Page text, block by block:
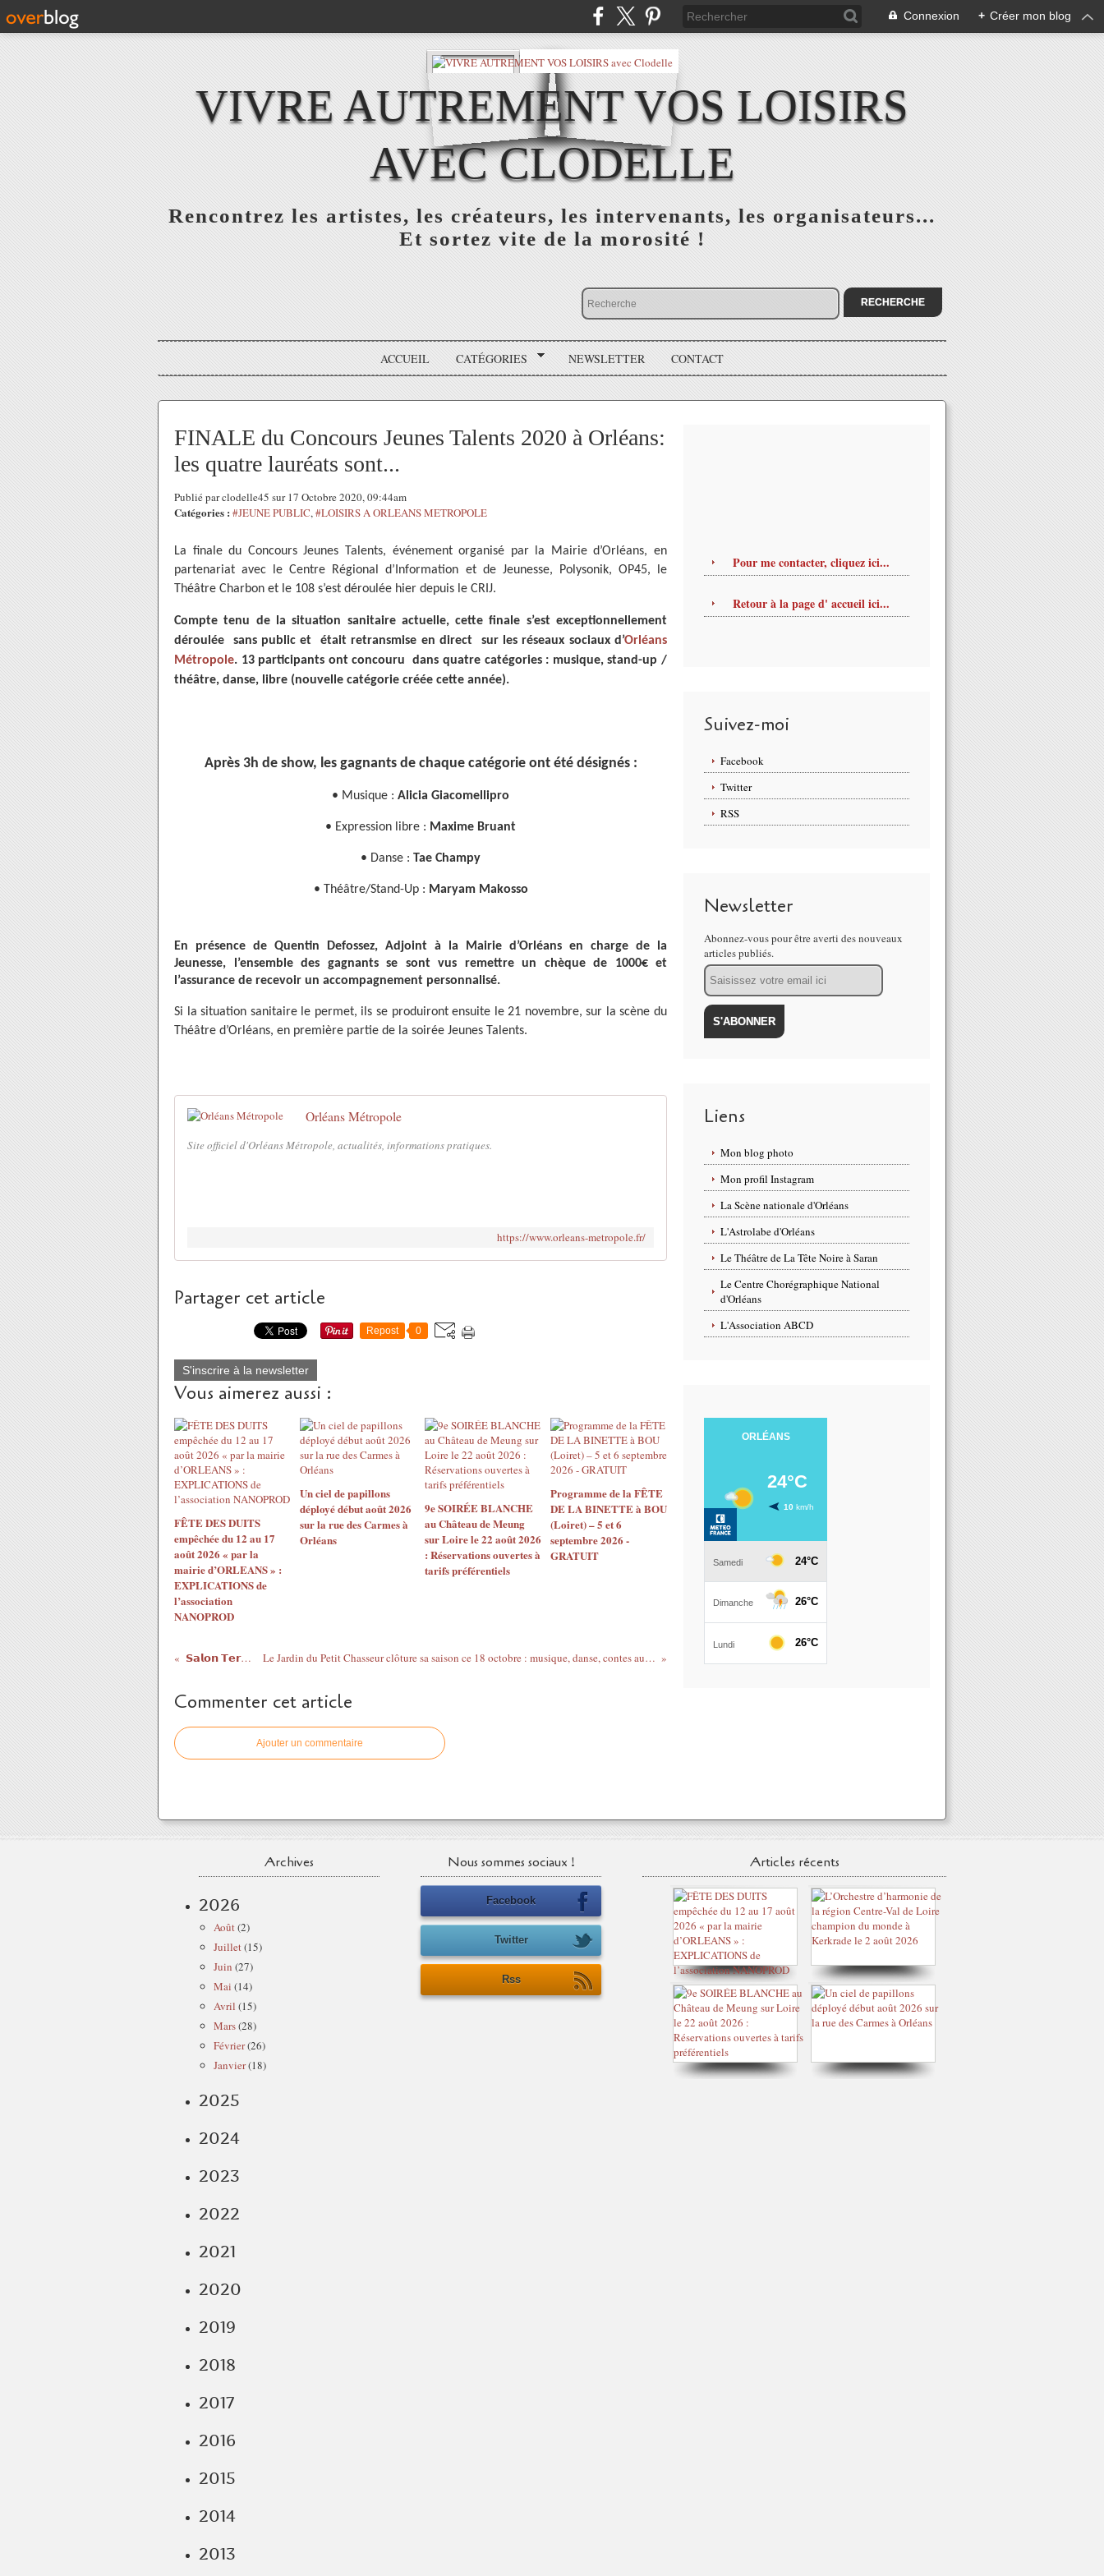
Connexion + Créer mon blog
VIVRE AUTREMENT VOS LOISIRS
AVEC CLODELLE
Rencontrez les artistes, les créateurs, les intervenants, les organisateurs...
Et sortez vite de la morosité !
ACCUEIL CATÉGORIES NEWSLETTER CONTACT
FINALE du Concours Jeunes Talents 2020 à Orléans:
les quatre lauréats sont...
Publié par clodelle45 sur 17 Octobre 2020, 09:44am
Catégories : #JEUNE PUBLIC,#LOISIRS A ORLEANS METROPOLE
La finale du Concours Jeunes Talents, événement organisé par la Mairie d’Orléans, en
partenariat avec le Centre Régional d’Information et de Jeunesse, Polysonik, OP45, le
Théâtre Charbon et le 108 s’est déroulée hier depuis le CRIJ.
Compte tenu de la situation sanitaire actuelle, cette finale s’est exceptionnellement
déroulée sans public et était retransmise en direct sur les réseaux sociaux d’Orléans
Métropole. 13 participants ont concouru dans quatre catégories : musique, stand-up /
théâtre, danse, libre (nouvelle catégorie créée cette année).
Après 3h de show, les gagnants de chaque catégorie ont été désignés :
• Musique : Alicia Giacomellipro
• Expression libre : Maxime Bruant
• Danse : Tae Champy
• Théâtre/Stand-Up : Maryam Makosso
En présence de Quentin Defossez, Adjoint à la Mairie d’Orléans en charge de la
Jeunesse, l’ensemble des gagnants se sont vus remettre un chèque de 1000€ et
l’assurance de recevoir un accompagnement personnalisé.
Si la situation sanitaire le permet, ils se produiront ensuite le 21 novembre, sur la scène du
Théâtre d’Orléans, en première partie de la soirée Jeunes Talents.
Orléans Métropole
Site officiel d'Orléans Métropole, actualités, informations pratiques.
https://www.orleans-metropole.fr/
Partager cet article
Repost 0
S'inscrire à la newsletter
Vous aimerez aussi :
FÊTE DES DUITS
empêchée du 12 au 17
août 2026 « par la
mairie d’ORLEANS » :
EXPLICATIONS de
l’association
NANOPROD
Un ciel de papillons
déployé début août 2026
sur la rue des Carmes à
Orléans
9e SOIRÉE BLANCHE
au Château de Meung
sur Loire le 22 août 2026
: Réservations ouvertes à
tarifs préférentiels
Programme de la FÊTE
DE LA BINETTE à BOU
(Loiret) – 5 et 6
septembre 2026 -
GRATUIT
𝗦𝗮𝗹𝗼𝗻 𝗧𝗲𝗿𝗿𝗲... Le Jardin du Petit Chasseur clôture sa saison ce 18 octobre : musique, danse, contes au programme
Commenter cet article
Ajouter un commentaire
Pour me contacter, cliquez ici...
Retour à la page d' accueil ici...
Suivez-moi
Facebook
Twitter
RSS
Newsletter
Abonnez-vous pour être averti des nouveaux
articles publiés.
Email
Liens
Mon blog photo
Mon profil Instagram
La Scène nationale d'Orléans
L'Astrolabe d'Orléans
Le Théâtre de La Tête Noire à Saran
Le Centre Chorégraphique National
d'Orléans
L'Association ABCD
Archives
2026
Août(2)
Juillet(15)
Juin (27)
Mai (14)
Avril (15)
Mars(28)
Février(26)
Janvier(18)
2025
2024
2023
2022
2021
2020
2019
2018
2017
2016
2015
2014
2013
Nous sommes sociaux !
Facebook
Twitter
Rss
Articles récents